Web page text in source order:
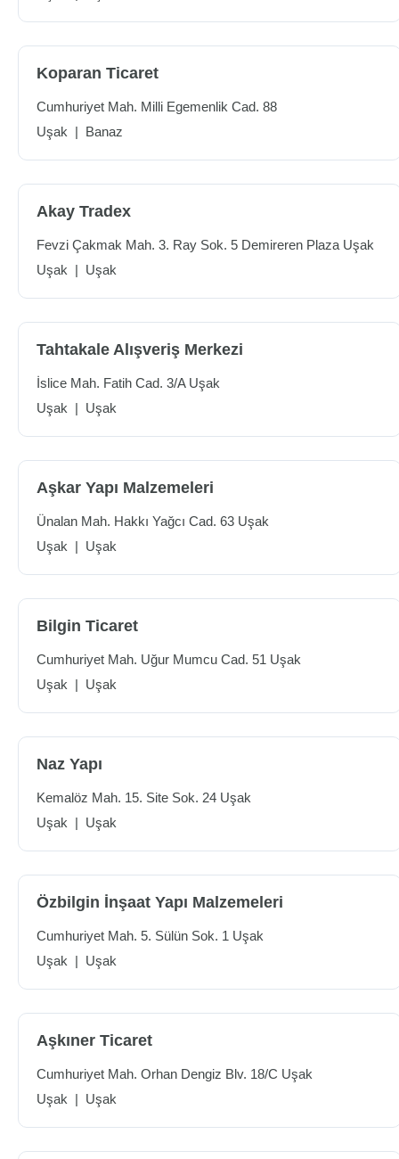
Koparan Ticaret
Cumhuriyet Mah. Milli Egemenlik Cad. 88
Uşak | Banaz
Akay Tradex
Fevzi Çakmak Mah. 3. Ray Sok. 5 Demireren Plaza Uşak
Uşak | Uşak
Tahtakale Alışveriş Merkezi
İslice Mah. Fatih Cad. 3/A Uşak
Uşak | Uşak
Aşkar Yapı Malzemeleri
Ünalan Mah. Hakkı Yağcı Cad. 63 Uşak
Uşak | Uşak
Bilgin Ticaret
Cumhuriyet Mah. Uğur Mumcu Cad. 51 Uşak
Uşak | Uşak
Naz Yapı
Kemalöz Mah. 15. Site Sok. 24 Uşak
Uşak | Uşak
Özbilgin İnşaat Yapı Malzemeleri
Cumhuriyet Mah. 5. Sülün Sok. 1 Uşak
Uşak | Uşak
Aşkıner Ticaret
Cumhuriyet Mah. Orhan Dengiz Blv. 18/C Uşak
Uşak | Uşak